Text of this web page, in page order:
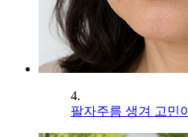
4.
팔자주름 생겨 고민